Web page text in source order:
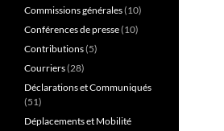
Commissions générales(10)
Conférences de presse(10)
Contributions(5)
Courriers(28)
Déclarations et Communiqués
(51)
Déplacements et Mobilité